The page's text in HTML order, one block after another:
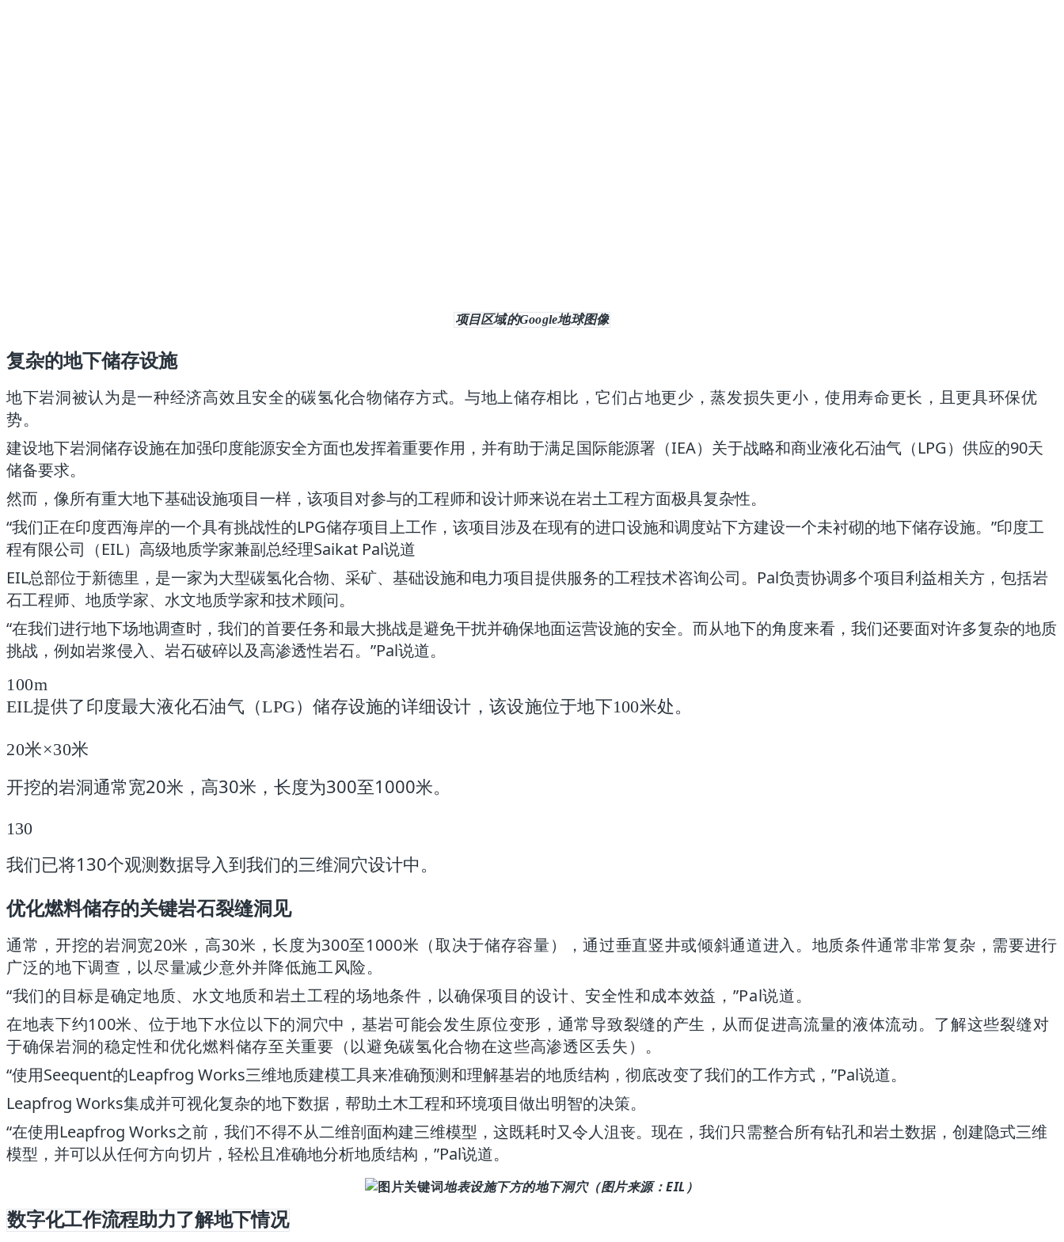
项目区域的Google地球图像
复杂的地下储存设施
地下岩洞被认为是一种经济高效且安全的碳氢化合物储存方式。与地上储存相比，它们占地更少，蒸发损失更小，使用寿命更长，且更具环保优
势。
建设地下岩洞储存设施在加强印度能源安全方面也发挥着重要作用，并有助于满足国际能源署（IEA）关于战略和商业液化石油气（LPG）供应的90天
储备要求。
然而，像所有重大地下基础设施项目一样，该项目对参与的工程师和设计师来说在岩土工程方面极具复杂性。
“我们正在印度西海岸的一个具有挑战性的LPG储存项目上工作，该项目涉及在现有的进口设施和调度站下方建设一个未衬砌的地下储存设施。”印度工
程有限公司（EIL）高级地质学家兼副总经理Saikat Pal说道
EIL总部位于新德里，是一家为大型碳氢化合物、采矿、基础设施和电力项目提供服务的工程技术咨询公司。Pal负责协调多个项目利益相关方，包括岩
石工程师、地质学家、水文地质学家和技术顾问。
“在我们进行地下场地调查时，我们的首要任务和最大挑战是避免干扰并确保地面运营设施的安全。而从地下的角度来看，我们还要面对许多复杂的地质
挑战，例如岩浆侵入、岩石破碎以及高渗透性岩石。”Pal说道。
100m
EIL提供了印度最大液化石油气（LPG）储存设施的详细设计，该设施位于地下100米处。
20米×30米
开挖的岩洞通常宽20米，高30米，长度为300至1000米。
130
我们已将130个观测数据导入到我们的三维洞穴设计中。
优化燃料储存的关键岩石裂缝洞见
通常，开挖的岩洞宽20米，高30米，长度为300至1000米（取决于储存容量），通过垂直竖井或倾斜通道进入。地质条件通常非常复杂，需要进行
广泛的地下调查，以尽量减少意外并降低施工风险。
“我们的目标是确定地质、水文地质和岩土工程的场地条件，以确保项目的设计、安全性和成本效益，”Pal说道。
在地表下约100米、位于地下水位以下的洞穴中，基岩可能会发生原位变形，通常导致裂缝的产生，从而促进高流量的液体流动。了解这些裂缝对
于确保岩洞的稳定性和优化燃料储存至关重要（以避免碳氢化合物在这些高渗透区丢失）。
“使用Seequent的Leapfrog Works三维地质建模工具来准确预测和理解基岩的地质结构，彻底改变了我们的工作方式，”Pal说道。
Leapfrog Works集成并可视化复杂的地下数据，帮助土木工程和环境项目做出明智的决策。
“在使用Leapfrog Works之前，我们不得不从二维剖面构建三维模型，这既耗时又令人沮丧。现在，我们只需整合所有钻孔和岩土数据，创建隐式三维
模型，并可以从任何方向切片，轻松且准确地分析地质结构，”Pal说道。
地表设施下方的地下洞穴（图片来源：EIL）
数字化工作流程助力了解地下情况